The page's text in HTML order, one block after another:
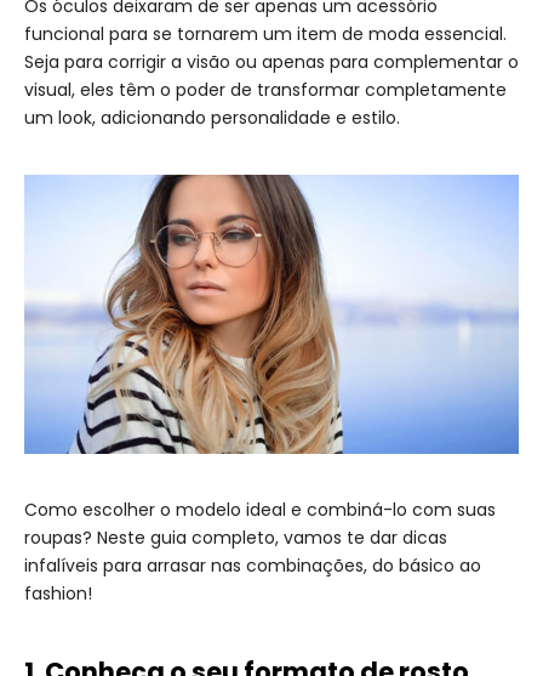
Os óculos deixaram de ser apenas um acessório
funcional para se tornarem um item de moda essencial.
Seja para corrigir a visão ou apenas para complementar o
visual, eles têm o poder de transformar completamente
um look, adicionando personalidade e estilo.
Como escolher o modelo ideal e combiná-lo com suas
roupas? Neste guia completo, vamos te dar dicas
infalíveis para arrasar nas combinações, do básico ao
fashion!